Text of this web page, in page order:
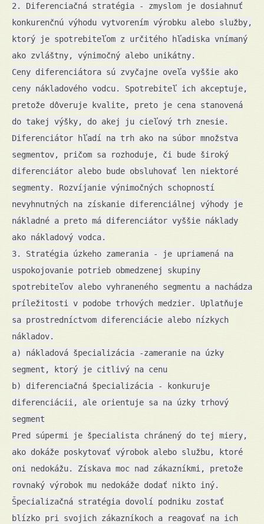
2. Diferenciačná stratégia - zmyslom je dosiahnuť
konkurenčnú výhodu vytvorením výrobku alebo služby,
ktorý je spotrebiteľom z určitého hľadiska vnímaný
ako zvláštny, výnimočný alebo unikátny.
Ceny diferenciátora sú zvyčajne oveľa vyššie ako
ceny nákladového vodcu. Spotrebiteľ ich akceptuje,
pretože dôveruje kvalite, preto je cena stanovená
do takej výšky, do akej ju cieľový trh znesie.
Diferenciátor hľadí na trh ako na súbor množstva
segmentov, pričom sa rozhoduje, či bude široký
diferenciátor alebo bude obsluhovať len niektoré
segmenty. Rozvíjanie výnimočných schopností
nevyhnutných na získanie diferenciálnej výhody je
nákladné a preto má diferenciátor vyššie náklady
ako nákladový vodca.
3. Stratégia úzkeho zamerania - je upriamená na
uspokojovanie potrieb obmedzenej skupiny
spotrebiteľov alebo vyhraneného segmentu a nachádza
príležitosti v podobe trhových medzier. Uplatňuje
sa prostredníctvom diferenciácie alebo nízkych
nákladov.
a) nákladová špecializácia -zameranie na úzky
segment, ktorý je citlivý na cenu
b) diferenciačná špecializácia - konkuruje
diferenciácii, ale orientuje sa na úzky trhový
segment
Pred súpermi je špecialista chránený do tej miery,
ako dokáže poskytovať výrobok alebo službu, ktoré
oni nedokážu. Získava moc nad zákazníkmi, pretože
rovnaký výrobok mu nedokáže dodať nikto iný.
Špecializačná stratégia dovolí podniku zostať
blízko pri svojich zákazníkoch a reagovať na ich